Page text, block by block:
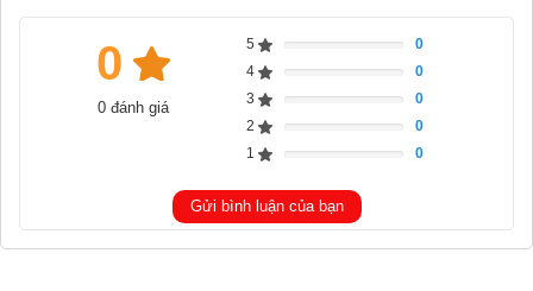
0
0 đánh giá
5
0
4
0
3
0
2
0
1
0
Gửi bình luận của bạn